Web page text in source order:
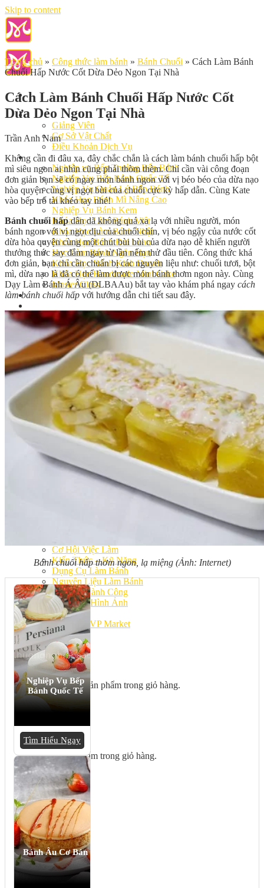
Skip to content
Giới Thiệu
Giảng Viên
Cơ Sở Vật Chất
Điều Khoản Dịch Vụ
Học Làm Bánh
Nghiệp vụ Bếp Trưởng Bếp Bánh
Nghiệp Vụ Bếp Bánh Quốc Tế
Nghiệp Vụ Quản Lý Bếp Bánh
Khóa Học Bánh Mì Nâng Cao
Nghiệp Vụ Bánh Kem
Khóa Học Làm Bánh Việt
Khóa Học Làm Bánh Nhật
Khóa Học Bánh Đài Loan
Học Làm Bánh Ngắn Hạn
Khóa Học Bánh Kinh Doanh
Khóa Học Handmade Mini Cake
Master Class
Chuyên Đề
Lịch học – Lịch thi
Đăng Ký Học
Công Thức
Cách Làm Bánh Việt
Cách Làm Bánh Âu
Cách Làm Bánh Kem
Cách Làm Bánh Mì
Cách Làm Bánh Trung Thu
Cách Làm Bánh Flan
Cách Làm Bánh Bao
Cách Làm Bánh Bông Lan
Cách Làm Bánh Su Kem
Cách làm bánh CupCake
Cách Làm Bánh Pizza
Cách làm bánh chay
Cách Làm Kẹo – Mứt
Cơ Hội Việc Làm
Kiến Thức – Kỹ Năng
Dụng Cụ Làm Bánh
Nguyên Liệu Làm Bánh
Gương Thành Công
Thư Viện Hình Ảnh
Hỏi Đáp
Siêu thị ĐVP Market
Việc Làm
Chưa có sản phẩm trong giỏ hàng.
Giỏ hàng
Chưa có sản phẩm trong giỏ hàng.
Trang chủ » Công thức làm bánh » Bánh Chuối » Cách Làm Bánh
Chuối Hấp Nước Cốt Dừa Dẻo Ngon Tại Nhà
Cách Làm Bánh Chuối Hấp Nước Cốt
Dừa Dẻo Ngon Tại Nhà
Trần Anh Nam
Không cần đi đâu xa, đây chắc chắn là cách làm bánh chuối hấp bột
mì siêu ngon ai nhìn cũng phải thòm thèm. Chỉ cần vài công đoạn
đơn giản bạn sẽ có ngay món bánh ngon với vị béo béo của dừa nạo
hòa quyện cùng vị ngọt bùi của chuối cực kỳ hấp dẫn. Cùng Kate
vào bếp trổ tài khéo tay nhé!
Bánh chuối hấpdân dã không quá xa lạ với nhiều người, món
bánh ngon với vị ngọt dịu của chuối chín, vị béo ngậy của nước cốt
dừa hòa quyện cùng một chút bùi bùi của dừa nạo dễ khiến người
thưởng thức say đắm ngay từ lần nếm thử đầu tiên. Công thức khá
đơn giản, bạn chỉ cần chuẩn bị các nguyên liệu như: chuối tươi, bột
mì, dừa nạo là đã có thể làm được món bánh thơm ngon này. Cùng
Dạy Làm Bánh Á Âu (DLBAAu) bắt tay vào khám phá ngay cách
làm bánh chuối hấp với hướng dẫn chi tiết sau đây.
Bánh chuối hấp thơm ngon, lạ miệng (Ảnh: Internet)
Nghiệp Vụ Bếp
Bánh Quốc Tế
Tìm Hiểu Ngay
Bánh Âu Cơ Bản